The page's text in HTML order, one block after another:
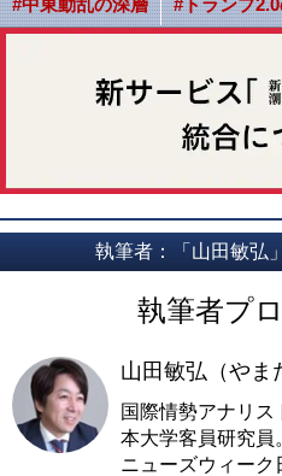
#中東動乱の深層 #トランプ
執筆者：「山田敏弘
執筆者プ
山田敏弘（やま
国際情勢アナリス
本大学客員研究員
ニューズウィーク